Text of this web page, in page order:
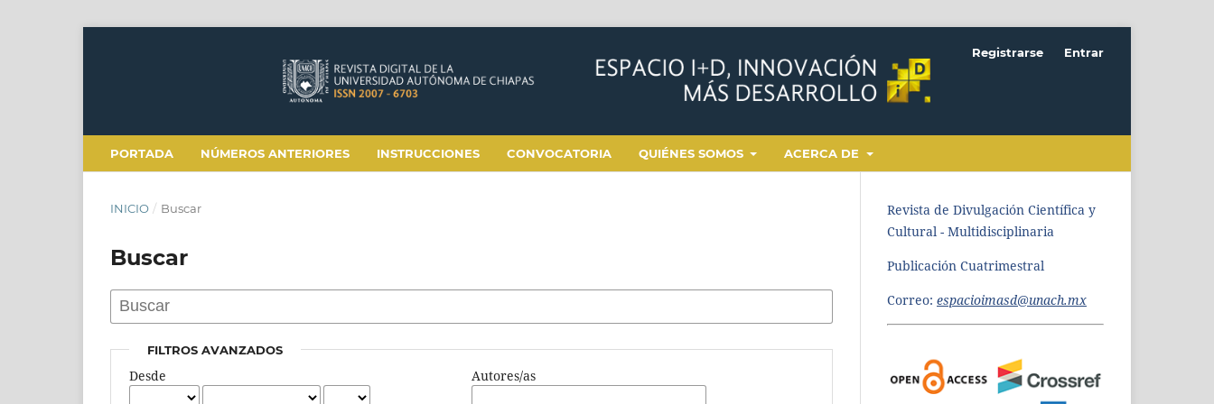
PORTADA NÚMEROS ANTERIORES INSTRUCCIONES CONVOCATORIA QUIÉNES SOMOS ACERCA DE
Registrarse Entrar
INICIO / Buscar
Buscar
FILTROS AVANZADOS
Desde Autores/as
Revista de Divulgación Científica y
Cultural - Multidisciplinaria
Publicación Cuatrimestral
Correo: espacioimasd@unach.mx